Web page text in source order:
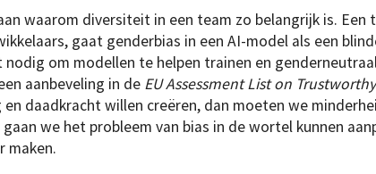
waarom diversiteit in een team zo belangrijk is. Een
gaat genderbias in een AI-model als een
om modellen te helpen trainen en
aanbeveling in de EU Assessment List on
daadkracht willen creëren, dan moeten we
gaan we het probleem van bias in de wortel kunnen
maken.